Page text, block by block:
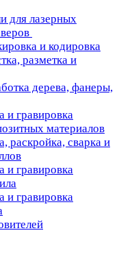
для лазерных
и кодировка
разметка и
дерева, фанеры,
и гравировка
материалов
раскройка, сварка и
и гравировка
и гравировка